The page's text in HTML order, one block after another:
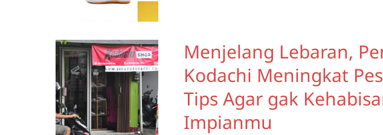
Menjelang Lebaran,
Kodachi Meningkat
Tips Agar gak
Impianmu